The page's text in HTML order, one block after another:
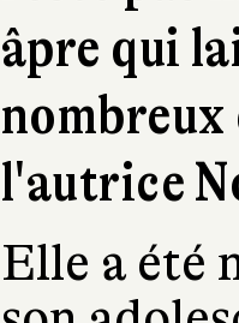
âpre qui
l'autrice
Elle a été